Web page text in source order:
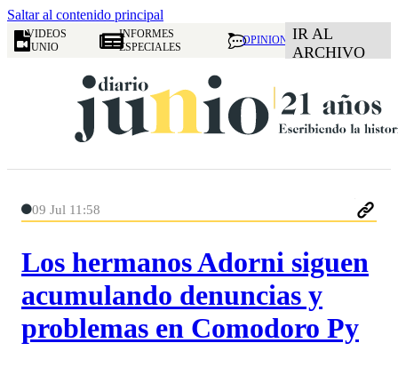
Saltar al contenido principal
VIDEOS
JUNIO
INFORMES
ESPECIALES
OPINION IR AL
ARCHIVO
09 Jul 11:58
Los hermanos Adorni siguen
acumulando denuncias y
problemas en Comodoro Py